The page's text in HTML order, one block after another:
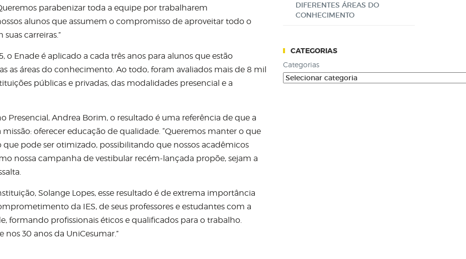
parabenizar toda a equipe por trabalharem
alunos que assumem o compromisso de aproveitar todo o
carreiras.”
o Enade é aplicado a cada três anos para alunos que estão
as áreas do conhecimento. Ao todo, foram avaliados mais de 8 mil
públicas e privadas, das modalidades presencial e a
Presencial, Andrea Borim, o resultado é uma referência de que a
oferecer educação de qualidade. “Queremos manter o que
pode ser otimizado, possibilitando que nossos acadêmicos
nossa campanha de vestibular recém-lançada propõe, sejam a
Solange Lopes, esse resultado é de extrema importância
da IES, de seus professores e estudantes com a
formando profissionais éticos e qualificados para o trabalho.
nos 30 anos da UniCesumar.”
DIFERENTES ÁREAS DO
CONHECIMENTO
CATEGORIAS
Categorias